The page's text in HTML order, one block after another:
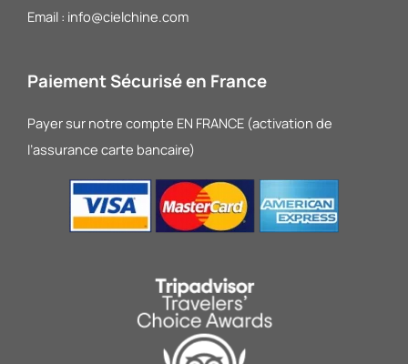
Email : info@cielchine.com
Paiement Sécurisé en France
Payer sur notre compte EN FRANCE (activation de
l’assurance carte bancaire)